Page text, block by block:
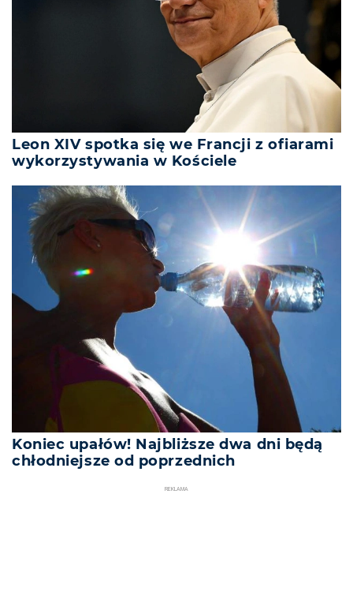
Leon XIV spotka się we Francji z ofiarami
wykorzystywania w Kościele
Koniec upałów! Najbliższe dwa dni będą
chłodniejsze od poprzednich
REKLAMA